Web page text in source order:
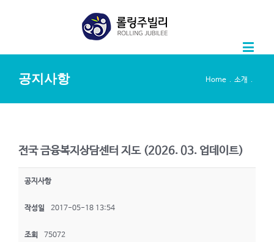
공지사항 Home 소개
전국 금융복지상담센터 지도 (2026. 03. 업데이트)
공지사항
작성일 2017-05-18 13:54
조회 75072